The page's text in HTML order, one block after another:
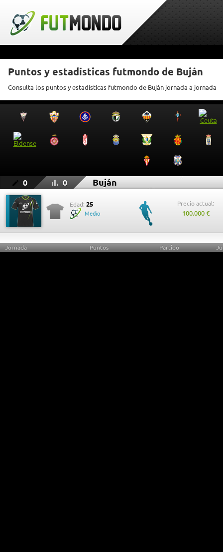
Puntos y estadísticas futmondo de Buján
Consulta los puntos y estadísticas futmondo de Buján jornada a jornada
0 0 Buján
Edad: 25
Medio
Precio actual:
100.000 €
Jornada Puntos Partido